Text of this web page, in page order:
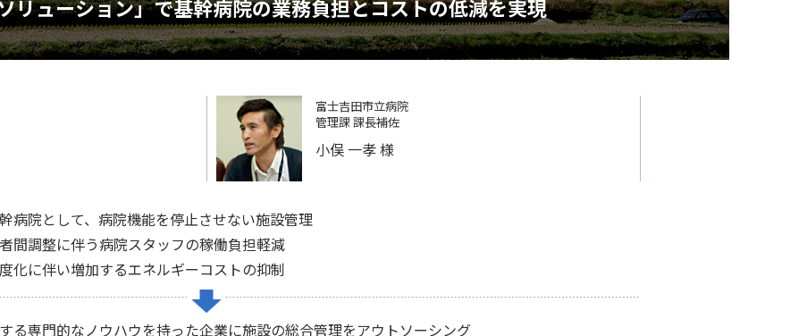
リューション」で基幹病院の業務負担とコストの低減を実現
富士吉田市立病院
管理課 課長補佐
小俣 一孝 様
病院として、病院機能を停止させない施設管理
間調整に伴う病院スタッフの稼働負担軽減
化に伴い増加するエネルギーコストの抑制
る専門的なノウハウを持った企業に施設の総合管理をアウトソーシング